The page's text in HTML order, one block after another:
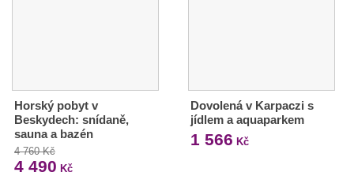
Horský pobyt v
Beskydech: snídaně,
sauna a bazén
4 760 Kč
4 490 Kč
Dovolená v Karpaczi s
jídlem a aquaparkem
1 566 Kč